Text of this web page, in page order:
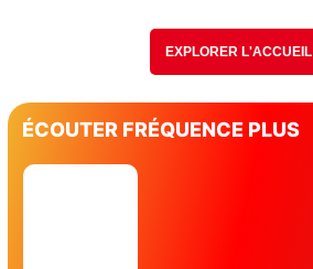
EXPLORER L'ACCUEIL
ÉCOUTER FRÉQUENCE PLUS